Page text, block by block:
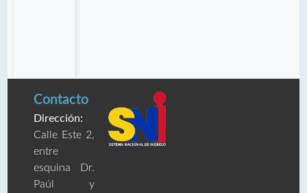
Contacto
Dirección:
Calle Este 2,
entre
esquina Dr.
Paúl y